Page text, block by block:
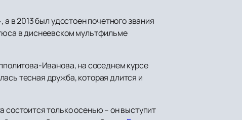
в 2013 был удостоен почетного звания
в диснеевском мультфильме
Иванова, на соседнем курсе
тесная дружба, которая длится и
только осенью – он выступит